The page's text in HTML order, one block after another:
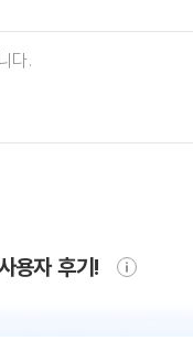
용자 후기!